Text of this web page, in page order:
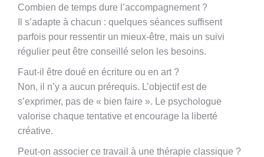
Combien de temps dure l’accompagnement ?
Il s’adapte à chacun : quelques séances suffisent
parfois pour ressentir un mieux-être, mais un suivi
régulier peut être conseillé selon les besoins.
Faut-il être doué en écriture ou en art ?
Non, il n’y a aucun prérequis. L’objectif est de
s’exprimer, pas de « bien faire ». Le psychologue
valorise chaque tentative et encourage la liberté
créative.
Peut-on associer ce travail à une thérapie classique ?